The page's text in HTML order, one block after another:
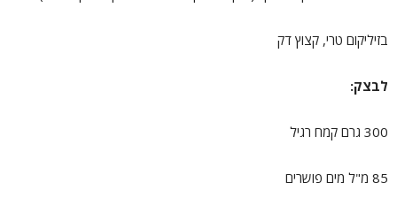
בזיליקום טרי, קצוץ דק
לבצק:
300 גרם קמח רגיל
85 מ"ל מים פושרים